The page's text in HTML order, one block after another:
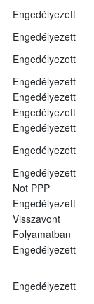
Engedélyezett
Engedélyezett
Engedélyezett
Engedélyezett
Engedélyezett
Engedélyezett
Engedélyezett
Engedélyezett
Engedélyezett
Not PPP
Engedélyezett
Visszavont
Folyamatban
Engedélyezett
Engedélyezett